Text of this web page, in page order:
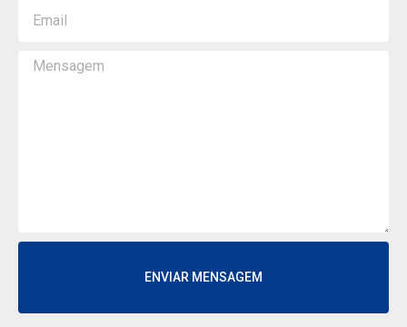
ENVIAR MENSAGEM